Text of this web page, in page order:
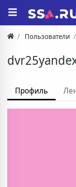
Пользователи
Профиль